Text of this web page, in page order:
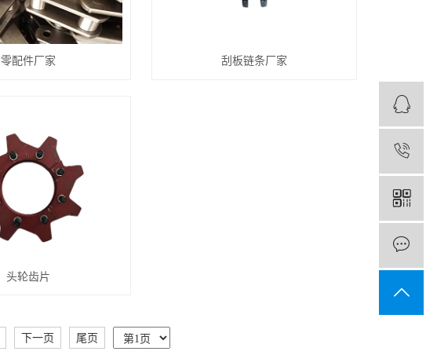
零配件厂家 刮板链条厂家
头轮齿片
下一页 尾页